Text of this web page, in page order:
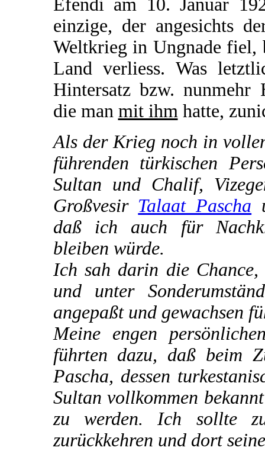
Efendi am 10. Januar
einzige, der angesichts
Weltkrieg in Ungnade fiel,
Land verliess. Was
Hintersatz bzw. nunmehr
die man mit ihm hatte,
Als der Krieg noch in
führenden türkischen
Sultan und Chalif,
Großvesir Talaat Pascha
daß ich auch für
bleiben würde.
Ich sah darin die
und unter
angepaßt und gewachsen
Meine engen
führten dazu, daß beim
Pascha, dessen
Sultan vollkommen
zu werden. Ich sollte
zurückkehren und dort